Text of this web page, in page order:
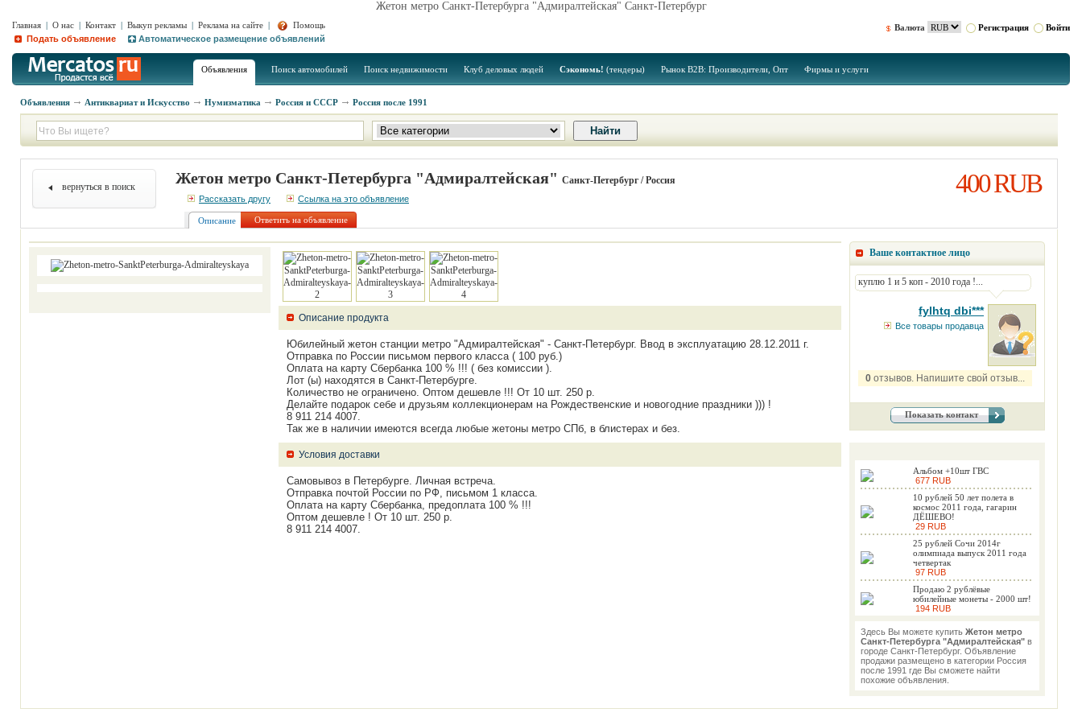
Жетон метро Санкт-Петербурга "Адмиралтейская" Санкт-Петербург
Главная | О нас | Контакт | Выкуп рекламы | Реклама на сайте |
Помощь
Подать объявление
Автоматическое размещение объявлений
Валюта Регистрация Войти
Объявления Поиск автомобилей Поиск недвижимости Клуб деловых людей Сэкономь! (тендеры) Рынок B2B: Производители, Опт Фирмы и услуги
Объявления Антиквариат и Искусство Нумизматика Россия и СССР Россия после 1991
вернуться в поиск Жетон метро Санкт-Петербурга "Адмиралтейская" Санкт-Петербург / Россия
Рассказать другу Ссылка на это объявление
400 RUB
Описание Ответить на объявление
Описание продукта
Юбилейный жетон станции метро "Адмиралтейская" - Санкт-Петербург. Ввод в эксплуатацию 28.12.2011 г.
Отправка по России письмом первого класса ( 100 руб.)
Оплата на карту Сбербанка 100 % !!! ( без комиссии ).
Лот (ы) находятся в Санкт-Петербурге.
Количество не ограничено. Оптом дешевле !!! От 10 шт. 250 р.
Делайте подарок себе и друзьям коллекционерам на Рождественские и новогодние праздники ))) !
8 911 214 4007.
Так же в наличии имеются всегда любые жетоны метро СПб, в блистерах и без.
Условия доставки
Самовывоз в Петербурге. Личная встреча.
Отправка почтой России по РФ, письмом 1 класса.
Оплата на карту Сбербанка, предоплата 100 % !!!
Оптом дешевле ! От 10 шт. 250 р.
8 911 214 4007.
Ваше контактное лицо
куплю 1 и 5 коп - 2010 года !...
fylhtq dbi***
Все товары продавца
0 отзывов. Напишите свой отзыв...
Показать контакт
Альбом +10шт ГВС
677 RUB
10 рублей 50 лет полета в
космос 2011 года, гагарин
ДЁШЕВО!
29 RUB
25 рублей Сочи 2014г
олимпиада выпуск 2011 года
четвертак
97 RUB
Продаю 2 рублёвые
юбилейные монеты - 2000 шт!
194 RUB
Здесь Вы можете купить Жетон метро
Санкт-Петербурга "Адмиралтейская" в
городе Санкт-Петербург. Объявление
продажи размещено в категории Россия
после 1991 где Вы сможете найти
похожие объявления.